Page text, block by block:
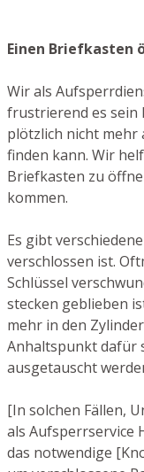
Einen Briefkasten
Wir als
frustrierend es sein
plötzlich nicht mehr
finden kann. Wir
Briefkasten zu
kommen.
Es gibt
verschlossen ist.
Schlüssel
stecken geblieben
mehr in den
Anhaltspunkt dafür
ausgetauscht
[In solchen Fällen,
als Aufsperrservice
das notwendige